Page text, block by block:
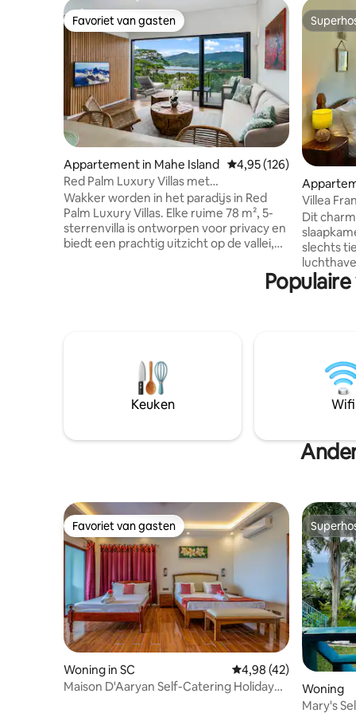
Favoriet van gasten
Favoriet van gasten
Appartement in Mahe Island Gemiddelde
4,95 (126)
Red Palm Luxury Villas met
privézwembaden
Wakker worden in het paradijs in Red
Palm Luxury Villas. Elke ruime 78 m², 5-
sterrenvilla is ontworpen voor privacy en
biedt een prachtig uitzicht op de vallei,
in je eigen overloopzwembad met zout
bonen zorgen voor het comfort van
thuis, terwijl de op het eiland
geïnspireerde inrichting en
milieuvriendelijke details elk verblijf
maken.
Villea
in de
Dit
slechts
uitzicht
van de
geniet,
bevindt
van het
Victoria
Keuken Wifi
Favoriet van gasten
Favoriet van gasten
Woning in SC Gemiddelde
4,98 (42)
Maison D'Aaryan Self-Catering Holiday
Woning
Mary's